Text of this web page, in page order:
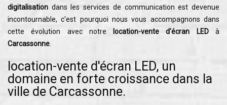
digitalisation dans les services de communication est devenue
incontournable, c'est pourquoi nous vous accompagnons dans
cette évolution avec notre
location-vente d'écran LEDà
Carcassonne
location-vente d'écran LED, un
domaine en forte croissance dans la
ville de Carcassonne.